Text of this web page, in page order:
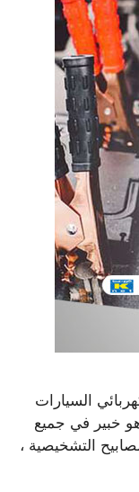
السيارات
خبير في جميع
التشخيصية ،